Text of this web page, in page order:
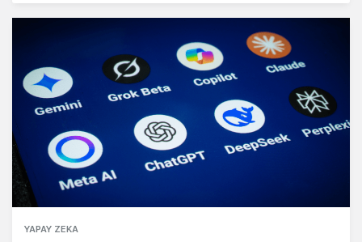
YAPAY ZEKA